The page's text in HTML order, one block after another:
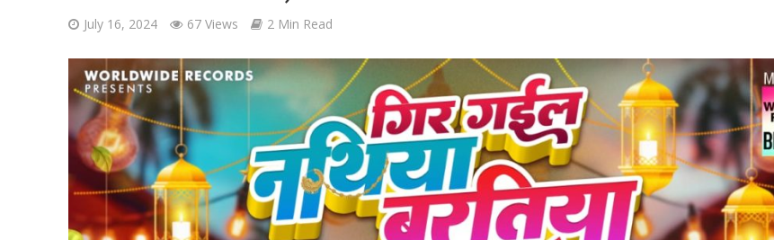
शिवानी सिंह का नया बोलबम गीत तोहरे के मांगिला जानु हुआ रिलीज, दर्शकों का मिल रहा भरपूर प्यार
July 16, 2024 67 Views 2 Min Read